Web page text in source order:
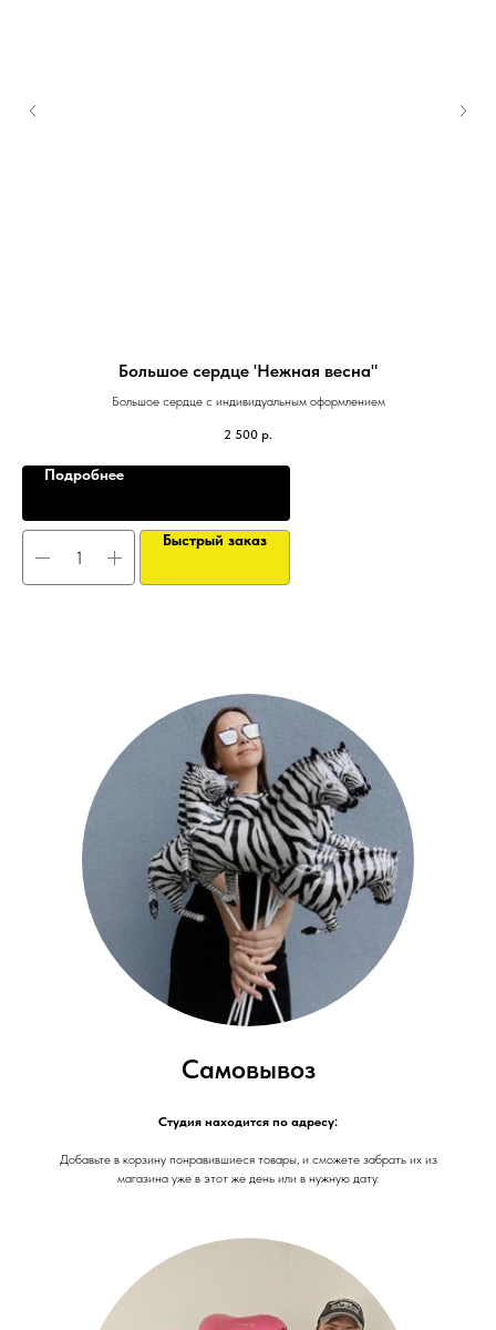
Большое сердце 'Нежная весна"
Большое сердце с индивидуальным оформлением
2 500 р.
Подробнее
Быстрый заказ
Самовывоз
Студия находится по адресу:
Добавьте в корзину понравившиеся товары, и сможете забрать их из
магазина уже в этот же день или в нужную дату.